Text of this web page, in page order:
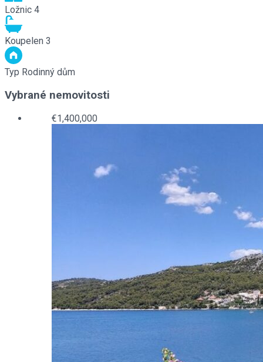
Ložnic 4
Koupelen 3
Typ Rodinný dům
Vybrané nemovitosti
€1,400,000